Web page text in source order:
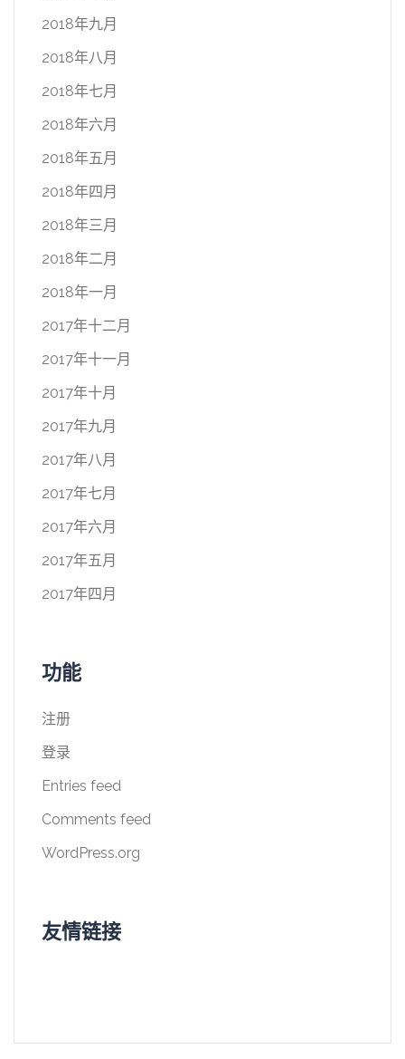
2018年九月
2018年八月
2018年七月
2018年六月
2018年五月
2018年四月
2018年三月
2018年二月
2018年一月
2017年十二月
2017年十一月
2017年十月
2017年九月
2017年八月
2017年七月
2017年六月
2017年五月
2017年四月
功能
注册
登录
Entries feed
Comments feed
WordPress.org
友情链接